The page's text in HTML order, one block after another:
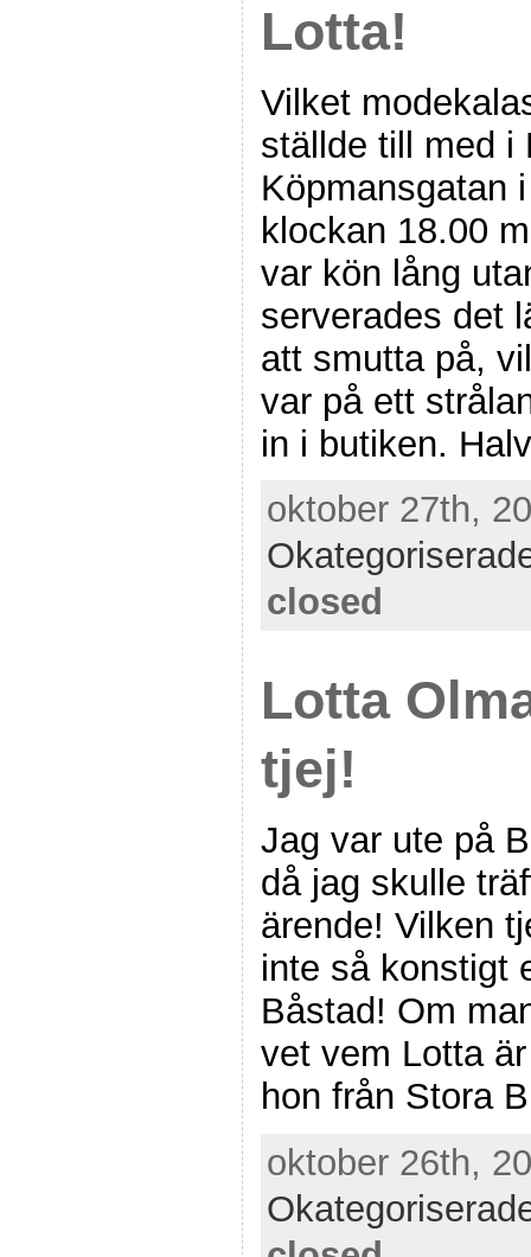
Lotta!
Vilket
ställde till med i
Köpmansgatan
klockan 18.00
var kön lång
serverades det
att smutta på,
var på ett
in i butiken.
oktober 27th,
closed
Lotta
tjej!
Jag var ute på
då jag skulle
ärende! Vilken
inte så konstigt
Båstad! Om
vet vem Lotta
hon från Stora
oktober 26th,